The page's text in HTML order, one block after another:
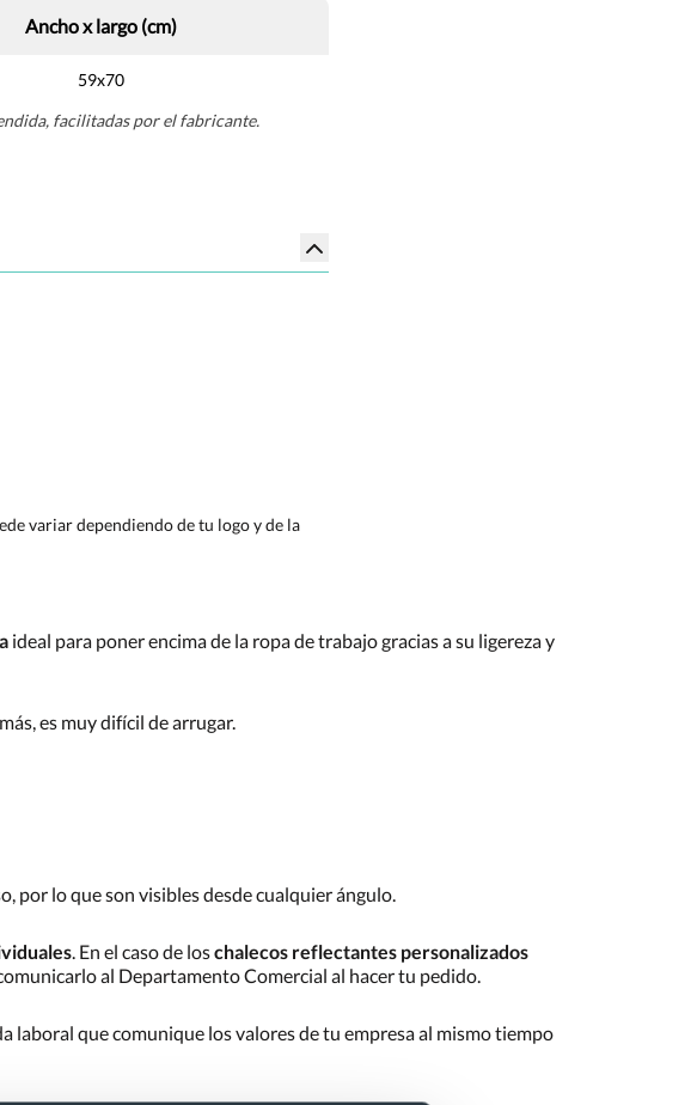
Ancho x largo (cm)
59x70
facilitadas por el fabricante.
variar dependiendo de tu logo y de la
ideal para poner encima de la ropa de trabajo gracias a su ligereza y
es muy difícil de arrugar.
por lo que son visibles desde cualquier ángulo.
. En el caso de loschalecos reflectantes personalizados
al Departamento Comercial al hacer tu pedido.
laboral que comunique los valores de tu empresa al mismo tiempo